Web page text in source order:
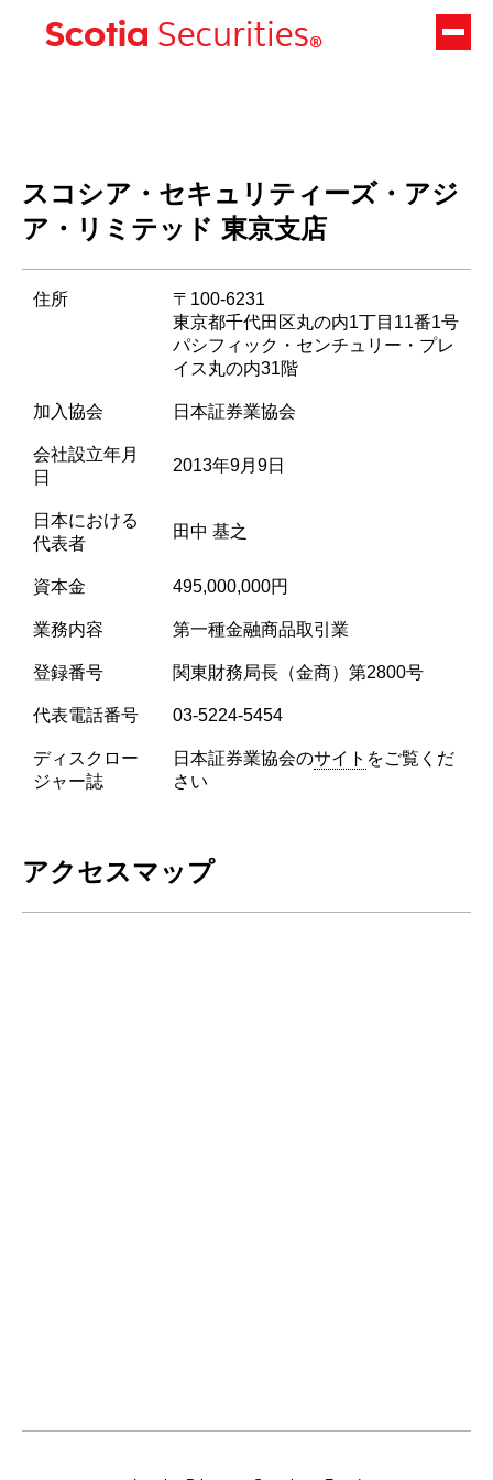
スコシア・セキュリティーズ・アジ
ア・リミテッド 東京支店
住所
〒100-6231
東京都千代田区丸の内1丁目11番1号
パシフィック・センチュリー・プレ
イス丸の内31階
加入協会 日本証券業協会
会社設立年月
日
2013年9月9日
日本における
代表者
田中 基之
資本金 495,000,000円
業務内容 第一種金融商品取引業
登録番号 関東財務局長（金商）第2800号
代表電話番号 03-5224-5454
ディスクロー
ジャー誌
日本証券業協会のサイト をご覧くだ
さい
アクセスマップ